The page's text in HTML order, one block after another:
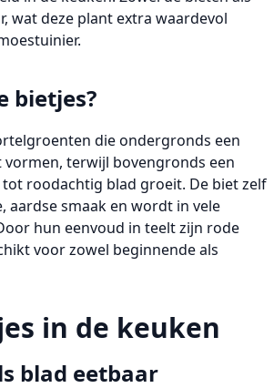
wat deze plant extra waardevol
bietjes?
die ondergronds een
terwijl bovengronds een
roodachtig blad groeit. De biet zelf
aardse smaak en wordt in vele
hun eenvoud in teelt zijn rode
voor zowel beginnende als
in de keuken
blad eetbaar